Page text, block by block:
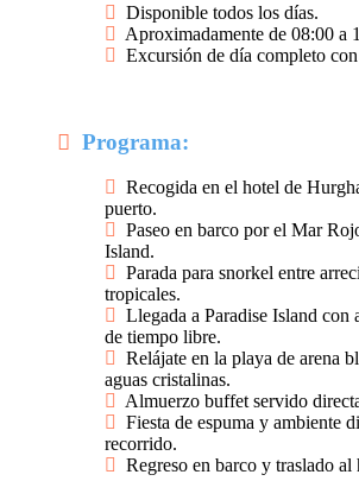
Disponible todos los días.
Aproximadamente de 08:00 a
Excursión de día completo
Programa:
Recogida en el hotel de
puerto.
Paseo en barco por el Mar
Island.
Parada para snorkel entre
tropicales.
Llegada a Paradise Island con
de tiempo libre.
Relájate en la playa de arena
aguas cristalinas.
Almuerzo buffet servido
Fiesta de espuma y ambiente
recorrido.
Regreso en barco y traslado